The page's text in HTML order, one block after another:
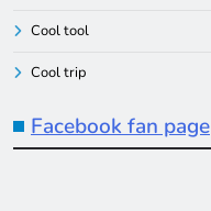
Cool tool
Cool trip
Facebook fan page